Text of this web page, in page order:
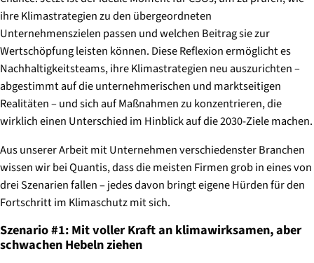
ihre Klimastrategien zu den übergeordneten
Unternehmenszielen passen und welchen Beitrag sie zur
Wertschöpfung leisten können. Diese Reflexion ermöglicht es
Nachhaltigkeitsteams, ihre Klimastrategien neu auszurichten –
abgestimmt auf die unternehmerischen und marktseitigen
Realitäten – und sich auf Maßnahmen zu konzentrieren, die
wirklich einen Unterschied im Hinblick auf die 2030-Ziele machen.
Aus unserer Arbeit mit Unternehmen verschiedenster Branchen
wissen wir bei Quantis, dass die meisten Firmen grob in eines von
drei Szenarien fallen – jedes davon bringt eigene Hürden für den
Fortschritt im Klimaschutz mit sich.
Szenario #1: Mit voller Kraft an klimawirksamen, aber
schwachen Hebeln ziehen